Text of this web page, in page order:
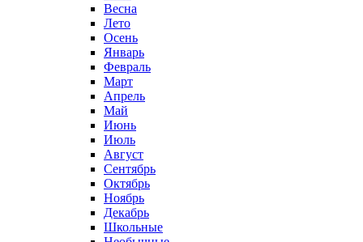
Весна
Лето
Осень
Январь
Февраль
Март
Апрель
Май
Июнь
Июль
Август
Сентябрь
Октябрь
Ноябрь
Декабрь
Школьные